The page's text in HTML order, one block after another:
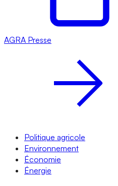
AGRA Presse
Politique agricole
Environnement
Économie
Énergie